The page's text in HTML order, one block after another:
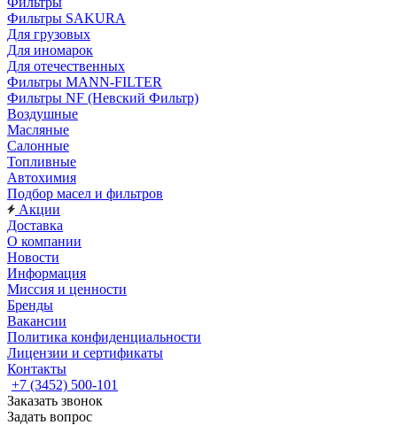
Фильтры SAKURA
Для грузовых
Для иномарок
Для отечественных
Фильтры MANN-FILTER
Фильтры NF (Невский Фильтр)
Воздушные
Масляные
Салонные
Топливные
Автохимия
Подбор масел и фильтров
Акции
Доставка
О компании
Новости
Информация
Миссия и ценности
Бренды
Вакансии
Политика конфиденциальности
Лицензии и сертификаты
Контакты
+7 (3452) 500-101
Заказать звонок
Задать вопрос